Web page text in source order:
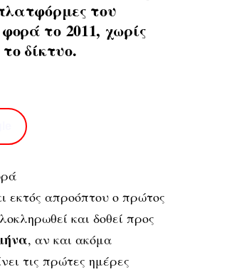
του
το 2011, χωρίς
δίκτυο.
εκτός απροόπτου ο πρώτος
και δοθεί προς
, αν και ακόμα
τις πρώτες ημέρες